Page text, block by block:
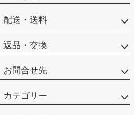
配送・送料
返品・交換
お問合せ先
カテゴリー